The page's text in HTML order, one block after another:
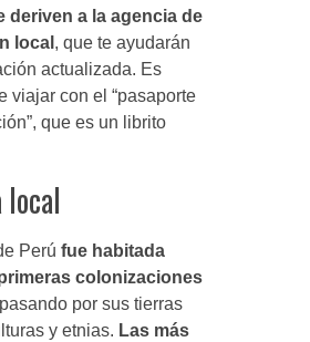
deriven a la agencia de
local , que te ayudarán
actualizada. Es
viajar con el “pasaporte
que es un librito
Perú fue habitada
colonizaciones
por sus tierras
y etnias. Las más